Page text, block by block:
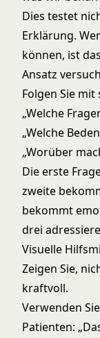
Dies testet
Erklärung.
können, ist
Ansatz
Folgen Sie mit
„Welche
„Welche
„Worüber
Die erste
zweite
bekommt
drei
Visuelle
Zeigen Sie,
kraftvoll.
Verwenden
Patienten: